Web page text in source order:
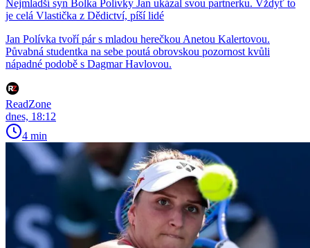
Nejmladší syn Bolka Polívky Jan ukázal svou partnerku. Vždyť to
je celá Vlastička z Dědictví, píší lidé
Jan Polívka tvoří pár s mladou herečkou Anetou Kalertovou.
Půvabná studentka na sebe poutá obrovskou pozornost kvůli
nápadné podobě s Dagmar Havlovou.
ReadZone
dnes, 18:12
4 min